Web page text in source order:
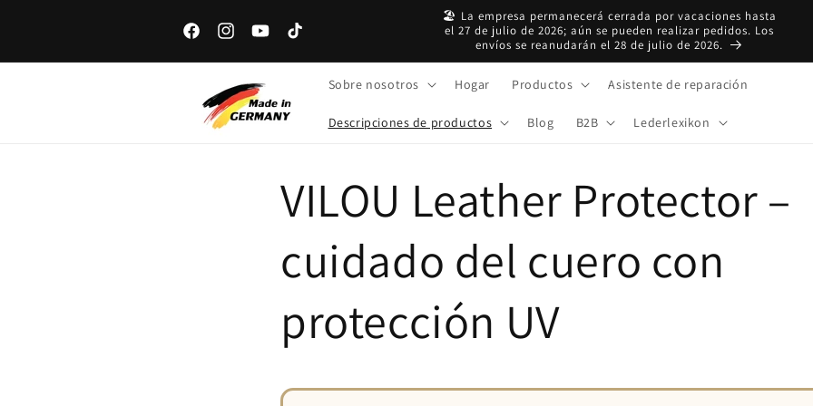
FacebookInstagramYouTubeTiktok
🏖️ La empresa permanecerá cerrada por vacaciones hasta
el 27 de julio de 2026; aún se pueden realizar pedidos. Los
envíos se reanudarán el 28 de julio de 2026.
Sobre nosotros Hogar Productos Asistente de reparación
Descripciones de productos Blog B2B Lederlexikon
VILOU Leather Protector –
cuidado del cuero con
protección UV